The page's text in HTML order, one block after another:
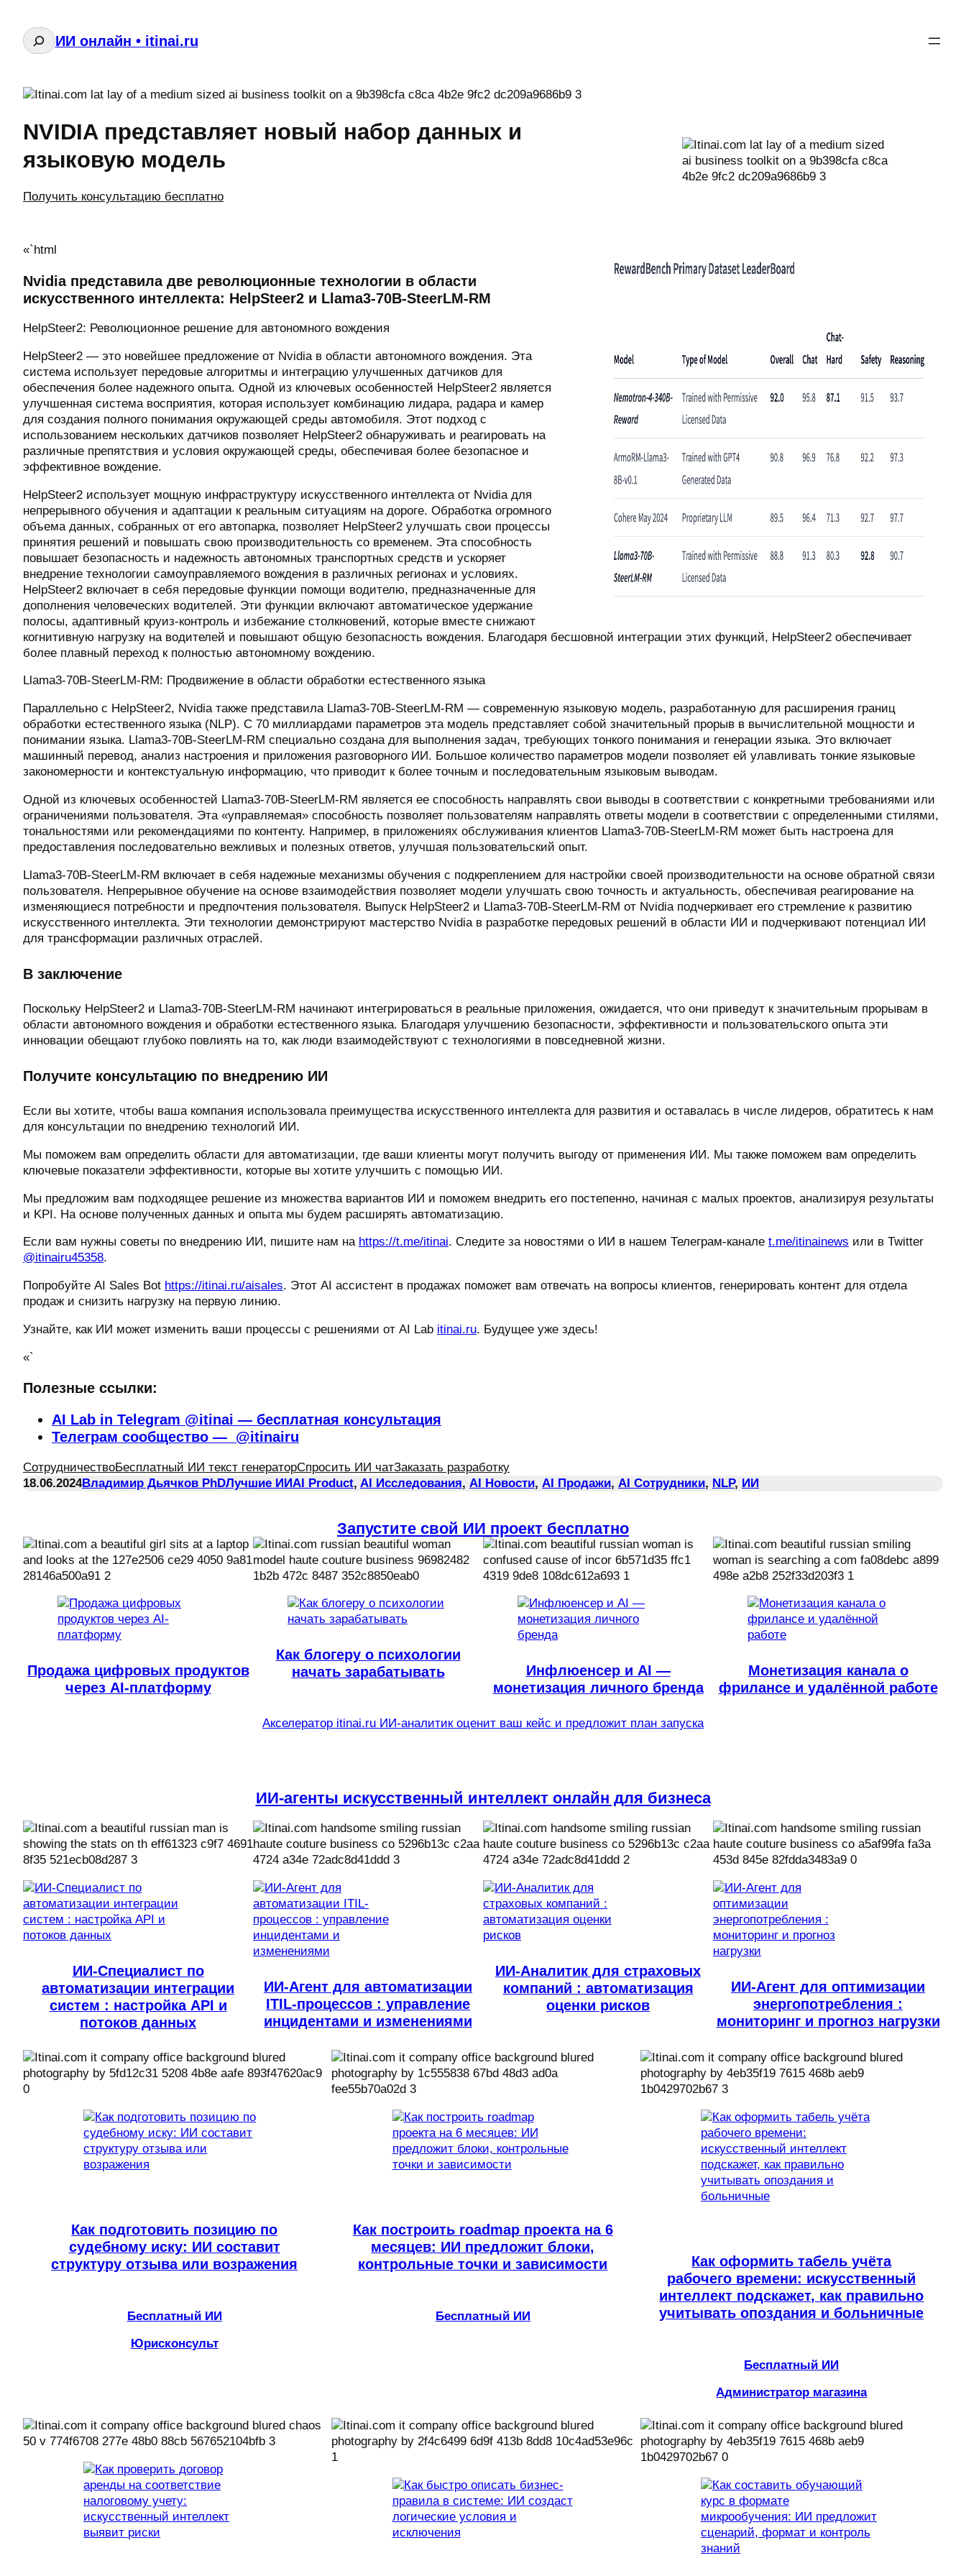
ПоискИИ онлайн • itinai.ru
NVIDIA представляет новый набор данных и
языковую модель
Получить консультацию бесплатно
«`html
Nvidia представила две революционные технологии в области
искусственного интеллекта: HelpSteer2 и Llama3-70B-SteerLM-RM
HelpSteer2: Революционное решение для автономного вождения
HelpSteer2 — это новейшее предложение от Nvidia в области автономного вождения. Эта
система использует передовые алгоритмы и интеграцию улучшенных датчиков для
обеспечения более надежного опыта. Одной из ключевых особенностей HelpSteer2 является
улучшенная система восприятия, которая использует комбинацию лидара, радара и камер
для создания полного понимания окружающей среды автомобиля. Этот подход с
использованием нескольких датчиков позволяет HelpSteer2 обнаруживать и реагировать на
различные препятствия и условия окружающей среды, обеспечивая более безопасное и
эффективное вождение.
HelpSteer2 использует мощную инфраструктуру искусственного интеллекта от Nvidia для
непрерывного обучения и адаптации к реальным ситуациям на дороге. Обработка огромного
объема данных, собранных от его автопарка, позволяет HelpSteer2 улучшать свои процессы
принятия решений и повышать свою производительность со временем. Эта способность
повышает безопасность и надежность автономных транспортных средств и ускоряет
внедрение технологии самоуправляемого вождения в различных регионах и условиях.
HelpSteer2 включает в себя передовые функции помощи водителю, предназначенные для
дополнения человеческих водителей. Эти функции включают автоматическое удержание
полосы, адаптивный круиз-контроль и избежание столкновений, которые вместе снижают
когнитивную нагрузку на водителей и повышают общую безопасность вождения. Благодаря бесшовной интеграции этих функций, HelpSteer2 обеспечивает
более плавный переход к полностью автономному вождению.
Llama3-70B-SteerLM-RM: Продвижение в области обработки естественного языка
Параллельно с HelpSteer2, Nvidia также представила Llama3-70B-SteerLM-RM — современную языковую модель, разработанную для расширения границ
обработки естественного языка (NLP). С 70 миллиардами параметров эта модель представляет собой значительный прорыв в вычислительной мощности и
понимании языка. Llama3-70B-SteerLM-RM специально создана для выполнения задач, требующих тонкого понимания и генерации языка. Это включает
машинный перевод, анализ настроения и приложения разговорного ИИ. Большое количество параметров модели позволяет ей улавливать тонкие языковые
закономерности и контекстуальную информацию, что приводит к более точным и последовательным языковым выводам.
Одной из ключевых особенностей Llama3-70B-SteerLM-RM является ее способность направлять свои выводы в соответствии с конкретными требованиями или
ограничениями пользователя. Эта «управляемая» способность позволяет пользователям направлять ответы модели в соответствии с определенными стилями,
тональностями или рекомендациями по контенту. Например, в приложениях обслуживания клиентов Llama3-70B-SteerLM-RM может быть настроена для
предоставления последовательно вежливых и полезных ответов, улучшая пользовательский опыт.
Llama3-70B-SteerLM-RM включает в себя надежные механизмы обучения с подкреплением для настройки своей производительности на основе обратной связи
пользователя. Непрерывное обучение на основе взаимодействия позволяет модели улучшать свою точность и актуальность, обеспечивая реагирование на
изменяющиеся потребности и предпочтения пользователя. Выпуск HelpSteer2 и Llama3-70B-SteerLM-RM от Nvidia подчеркивает его стремление к развитию
искусственного интеллекта. Эти технологии демонстрируют мастерство Nvidia в разработке передовых решений в области ИИ и подчеркивают потенциал ИИ
для трансформации различных отраслей.
В заключение
Поскольку HelpSteer2 и Llama3-70B-SteerLM-RM начинают интегрироваться в реальные приложения, ожидается, что они приведут к значительным прорывам в
области автономного вождения и обработки естественного языка. Благодаря улучшению безопасности, эффективности и пользовательского опыта эти
инновации обещают глубоко повлиять на то, как люди взаимодействуют с технологиями в повседневной жизни.
Получите консультацию по внедрению ИИ
Если вы хотите, чтобы ваша компания использовала преимущества искусственного интеллекта для развития и оставалась в числе лидеров, обратитесь к нам
для консультации по внедрению технологий ИИ.
Мы поможем вам определить области для автоматизации, где ваши клиенты могут получить выгоду от применения ИИ. Мы также поможем вам определить
ключевые показатели эффективности, которые вы хотите улучшить с помощью ИИ.
Мы предложим вам подходящее решение из множества вариантов ИИ и поможем внедрить его постепенно, начиная с малых проектов, анализируя результаты
и KPI. На основе полученных данных и опыта мы будем расширять автоматизацию.
Если вам нужны советы по внедрению ИИ, пишите нам на https://t.me/itinai. Следите за новостями о ИИ в нашем Телеграм-канале t.me/itinainews или в Twitter
@itinairu45358.
Попробуйте AI Sales Bot https://itinai.ru/aisales. Этот AI ассистент в продажах поможет вам отвечать на вопросы клиентов, генерировать контент для отдела
продаж и снизить нагрузку на первую линию.
Узнайте, как ИИ может изменить ваши процессы с решениями от AI Lab itinai.ru. Будущее уже здесь!
«`
Полезные ссылки:
AI Lab in Telegram @itinai — бесплатная консультация
Телеграм сообщество — @itinairu
СотрудничествоБесплатный ИИ текст генераторСпросить ИИ чатЗаказать разработку
18.06.2024Владимир Дьячков PhDЛучшие ИИAI Product, AI Исследования, AI Новости, AI Продажи, AI Сотрудники, NLP, ИИ
Запустите свой ИИ проект бесплатно
Продажа цифровых продуктов
через AI-платформу
Как блогеру о психологии
начать зарабатывать
Инфлюенсер и AI —
монетизация личного бренда
Монетизация канала о
фрилансе и удалённой работе
Акселератор itinai.ru ИИ-аналитик оценит ваш кейс и предложит план запуска
ИИ-агенты искусственный интеллект онлайн для бизнеса
ИИ-Специалист по
автоматизации интеграции
систем : настройка API и
потоков данных
ИИ-Агент для автоматизации
ITIL-процессов : управление
инцидентами и изменениями
ИИ-Аналитик для страховых
компаний : автоматизация
оценки рисков
ИИ-Агент для оптимизации
энергопотребления :
мониторинг и прогноз нагрузки
Как подготовить позицию по
судебному иску: ИИ составит
структуру отзыва или возражения
Бесплатный ИИ
Юрисконсульт
Как построить roadmap проекта на 6
месяцев: ИИ предложит блоки,
контрольные точки и зависимости
Бесплатный ИИ
Как оформить табель учёта
рабочего времени: искусственный
интеллект подскажет, как правильно
учитывать опоздания и больничные
Бесплатный ИИ
Администратор магазина